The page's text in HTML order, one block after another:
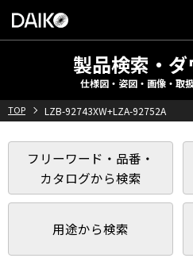
製品検索・
仕様図・姿図・画像・取
TOP LZB-92743XW+LZA-92752A
フリーワード・品番・
カタログから検索
用途から検索